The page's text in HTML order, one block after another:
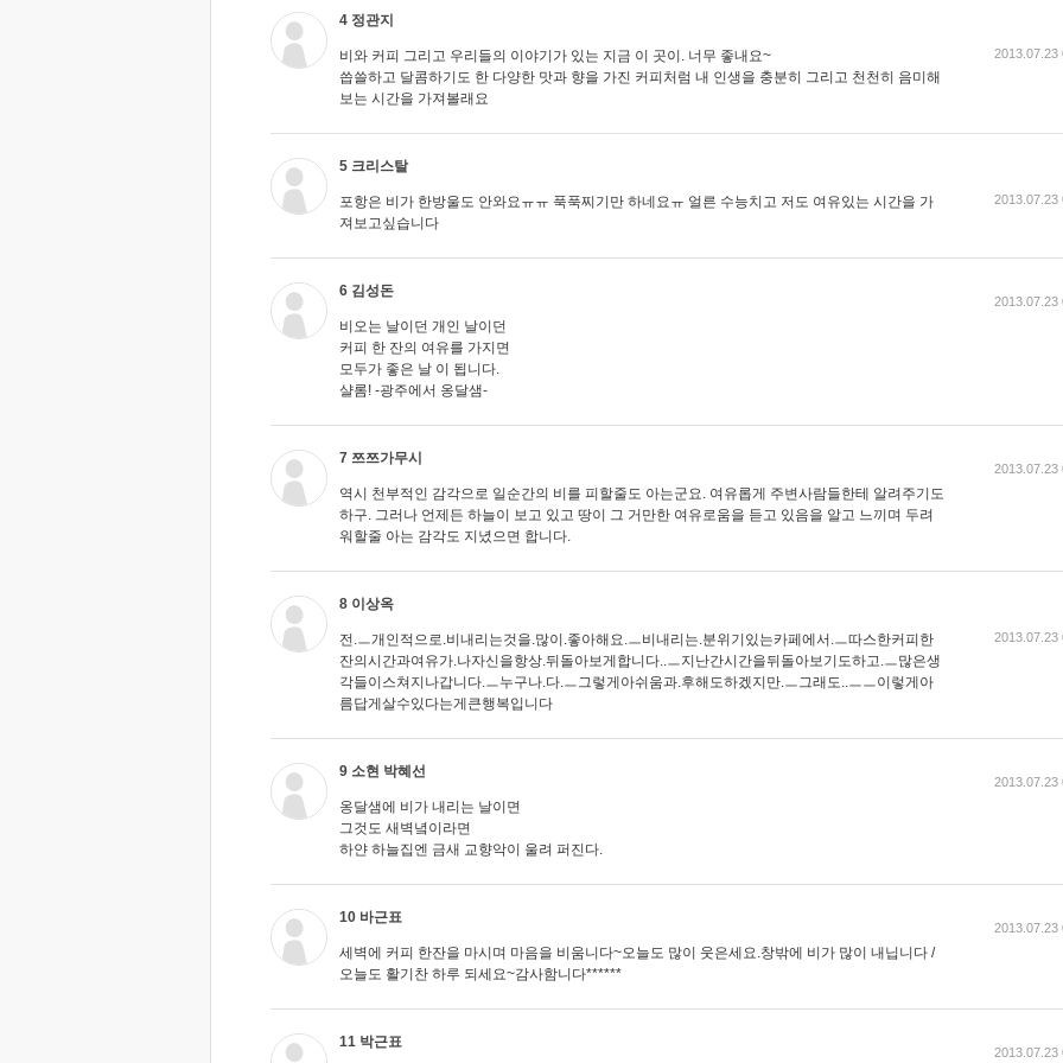
4 정관지
비와 커피 그리고 우리들의 이야기가 있는 지금 이 곳이. 너무 좋내요~
씁쓸하고 달콤하기도 한 다양한 맛과 향을 가진 커피처럼 내 인생을 충분히 그리고 천천히 음미해
보는 시간을 가져볼래요
2013.07.23
5 크리스탈
포항은 비가 한방울도 안와요ㅠㅠ 푹푹찌기만 하네요ㅠ 얼른 수능치고 저도 여유있는 시간을 가
져보고싶습니다
2013.07.23
6 김성돈
비오는 날이던 개인 날이던
커피 한 잔의 여유를 가지면
모두가 좋은 날 이 됩니다.
샬롬! -광주에서 옹달샘-
2013.07.23
7 쯔쯔가무시
역시 천부적인 감각으로 일순간의 비를 피할줄도 아는군요. 여유롭게 주변사람들한테 알려주기도
하구. 그러나 언제든 하늘이 보고 있고 땅이 그 거만한 여유로움을 듣고 있음을 알고 느끼며 두려
워할줄 아는 감각도 지녔으면 합니다.
2013.07.23
8 이상옥
전.ㅡ개인적으로.비내리는것을.많이.좋아해요.ㅡ비내리는.분위기있는카페에서.ㅡ따스한커피한
잔의시간과여유가.나자신을항상.뒤돌아보게합니다..ㅡ지난간시간을뒤돌아보기도하고.ㅡ많은생
각들이스쳐지나갑니다.ㅡ누구나.다.ㅡ그렇게아쉬움과.후해도하겠지만.ㅡ그래도..ㅡㅡ이렇게아
름답게살수있다는게큰행복입니다
2013.07.23
9 소현 박혜선
옹달샘에 비가 내리는 날이면
그것도 새벽녘이라면
하얀 하늘집엔 금새 교향악이 울려 퍼진다.
2013.07.23
10 바근표
세벽에 커피 한잔을 마시며 마음을 비움니다~오늘도 많이 웃은세요.창밖에 비가 많이 내닙니다 /
오늘도 활기찬 하루 되세요~감사함니다******
2013.07.23
11 박근표
2013.07.23